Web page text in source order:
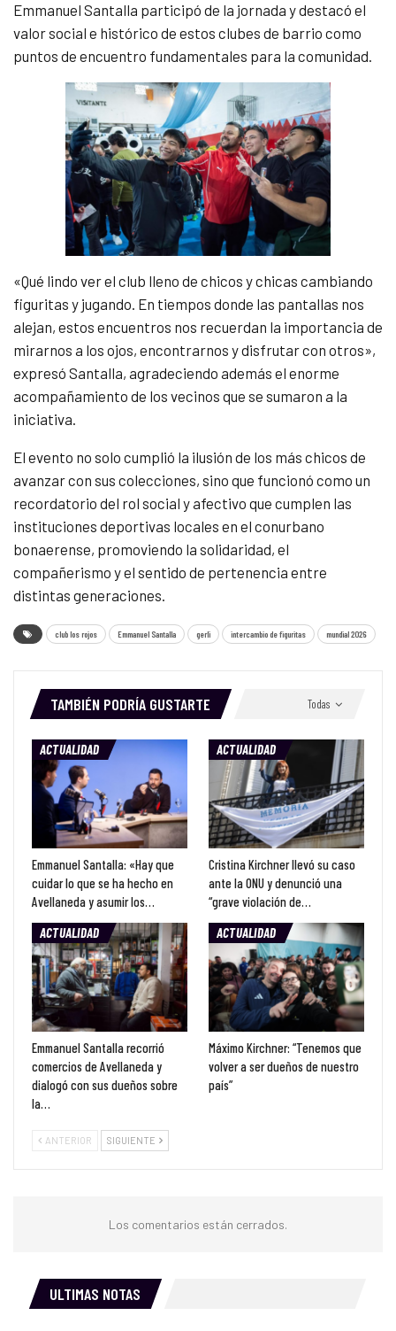
Emmanuel Santalla participó de la jornada y destacó el
valor social e histórico de estos clubes de barrio como
puntos de encuentro fundamentales para la comunidad.
«Qué lindo ver el club lleno de chicos y chicas cambiando
figuritas y jugando. En tiempos donde las pantallas nos
alejan, estos encuentros nos recuerdan la importancia de
mirarnos a los ojos, encontrarnos y disfrutar con otros»,
expresó Santalla, agradeciendo además el enorme
acompañamiento de los vecinos que se sumaron a la
iniciativa.
El evento no solo cumplió la ilusión de los más chicos de
avanzar con sus colecciones, sino que funcionó como un
recordatorio del rol social y afectivo que cumplen las
instituciones deportivas locales en el conurbano
bonaerense, promoviendo la solidaridad, el
compañerismo y el sentido de pertenencia entre
distintas generaciones.
club los rojos Emmanuel Santalla gerli intercambio de figuritas mundial 2026
Todas
TAMBIÉN PODRÍA GUSTARTE
ACTUALIDAD
Emmanuel Santalla: «Hay que
cuidar lo que se ha hecho en
Avellaneda y asumir los…
ACTUALIDAD
Cristina Kirchner llevó su caso
ante la ONU y denunció una
“grave violación de…
ACTUALIDAD
Emmanuel Santalla recorrió
comercios de Avellaneda y
dialogó con sus dueños sobre
la…
ACTUALIDAD
Máximo Kirchner: “Tenemos que
volver a ser dueños de nuestro
país”
ANTERIOR SIGUIENTE
Los comentarios están cerrados.
ULTIMAS NOTAS